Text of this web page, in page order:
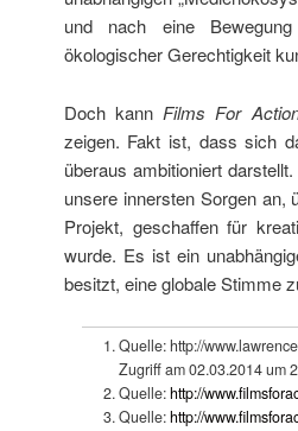
und nach eine
ökologischer Gerechtigkeit
Doch kann Films For
zeigen. Fakt ist, dass sich
überaus ambitioniert
unsere innersten Sorgen
Projekt, geschaffen für
wurde. Es ist ein
besitzt, eine globale Stimme
Quelle: http://
Zugriff am 02.03.2014 um
Quelle:http://
Quelle:http://